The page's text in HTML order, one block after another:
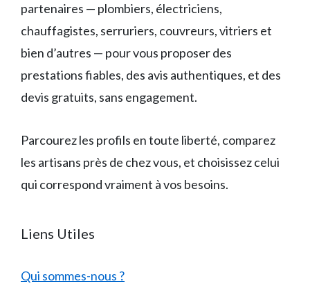
partenaires — plombiers, électriciens,
chauffagistes, serruriers, couvreurs, vitriers et
bien d’autres — pour vous proposer des
prestations fiables, des avis authentiques, et des
devis gratuits, sans engagement.
Parcourez les profils en toute liberté, comparez
les artisans près de chez vous, et choisissez celui
qui correspond vraiment à vos besoins.
Liens Utiles
Qui sommes-nous ?